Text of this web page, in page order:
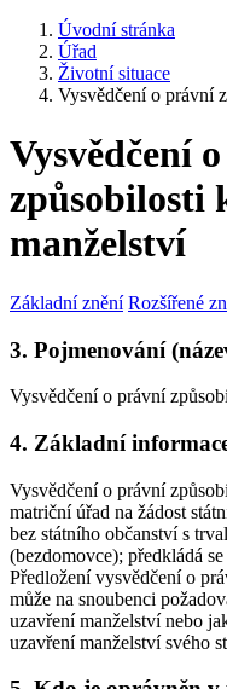
Úvodní stránka
Úřad
Životní situace
Vysvědčení o právní
Vysvědčení
způsobilosti
manželství
Základní znění Rozšířené
3. Pojmenování
Vysvědčení o právní
4. Základní
Vysvědčení o právní
matriční úřad na žádost
bez státního občanství s
(bezdomovce); předkládá
Předložení vysvědčení o
může na snoubenci
uzavření manželství nebo
uzavření manželství svého